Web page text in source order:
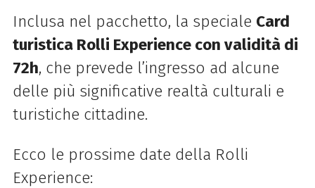
Inclusa nel pacchetto, la speciale Card
turistica Rolli Experience con validità di
72h, che prevede l’ingresso ad alcune
delle più significative realtà culturali e
turistiche cittadine.
Ecco le prossime date della Rolli
Experience: